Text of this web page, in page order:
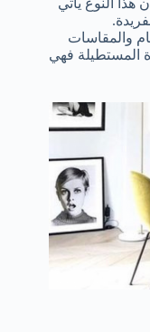
النوع يأتي
والمقاسات
المستطيلة فهي